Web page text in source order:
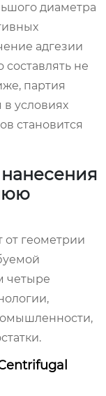
диаметра
адгезии
не
партия
в условиях
становится
от геометрии
четыре